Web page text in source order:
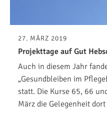
27. MÄRZ 2019
Projekttage auf Gut
Auch in diesem Jahr
„Gesundbleiben im
statt. Die Kurse 65, 66
März die Gelegenheit